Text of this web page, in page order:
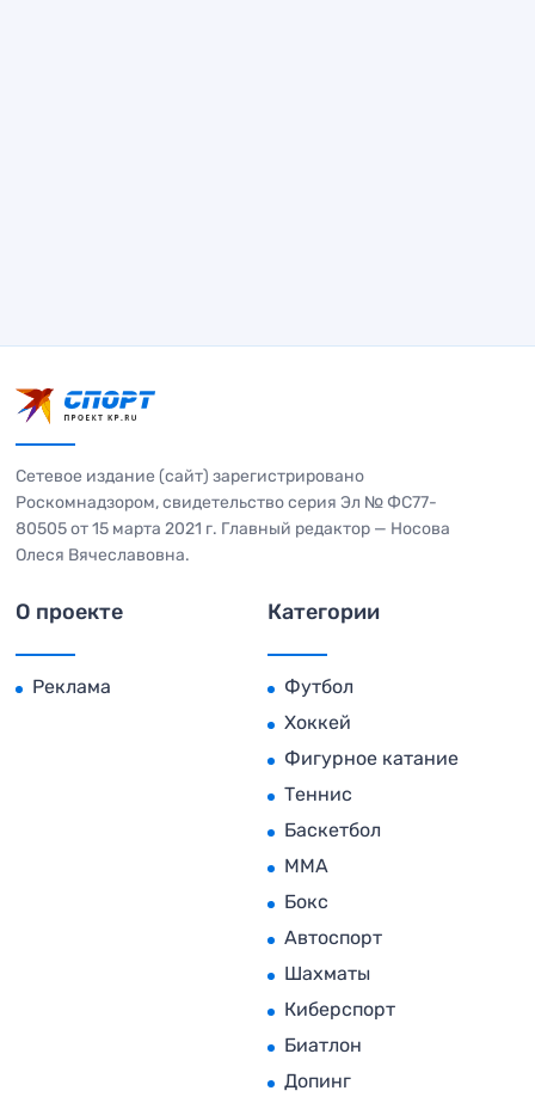
Сетевое издание (сайт) зарегистрировано
Роскомнадзором, свидетельство серия Эл № ФС77-
80505 от 15 марта 2021 г. Главный редактор — Носова
Олеся Вячеславовна.
О проекте
Реклама
Категории
Футбол
Хоккей
Фигурное катание
Теннис
Баскетбол
MMA
Бокс
Автоспорт
Шахматы
Киберспорт
Биатлон
Допинг